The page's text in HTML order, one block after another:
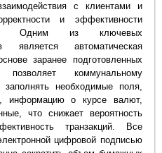
с клиентами и
и эффективности
Одним из ключевых
является автоматическая
заранее подготовленных
позволяет коммунальному
заполнять необходимые поля,
информацию о курсе валют,
что снижает вероятность
транзакций. Все
цифровой подписью